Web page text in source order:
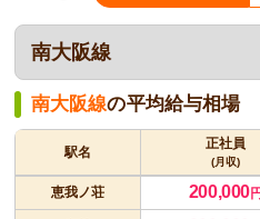
南大阪線の平均給与相場
駅名
正社員
(月収)
恵我ノ荘 200,000